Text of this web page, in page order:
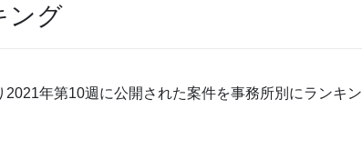
ング
年第10週に公開された案件を事務所別にランキン